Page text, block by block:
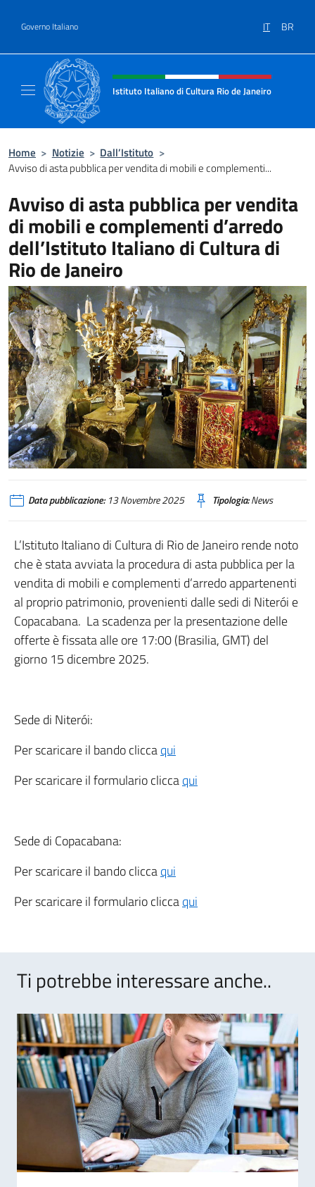
Governo Italiano IT BR
Intestazione sito, social e menù
Istituto Italiano di Cultura Rio de Janeiro
Home > Notizie > Dall’Istituto >
Avviso di asta pubblica per vendita di mobili e complementi...
Avviso di asta pubblica per vendita
di mobili e complementi d’arredo
dell’Istituto Italiano di Cultura di
Rio de Janeiro
Data pubblicazione:13 Novembre 2025 Tipologia:News
L’Istituto Italiano di Cultura di Rio de Janeiro rende noto
che è stata avviata la procedura di asta pubblica per la
vendita di mobili e complementi d’arredo appartenenti
al proprio patrimonio, provenienti dalle sedi di Niterói e
Copacabana. La scadenza per la presentazione delle
offerte è fissata alle ore 17:00 (Brasilia, GMT) del
giorno 15 dicembre 2025.
Sede di Niterói:
Per scaricare il bando cliccaqui
Per scaricare il formulario cliccaqui
Sede di Copacabana:
Per scaricare il bando cliccaqui
Per scaricare il formulario cliccaqui
Ti potrebbe interessare anche..